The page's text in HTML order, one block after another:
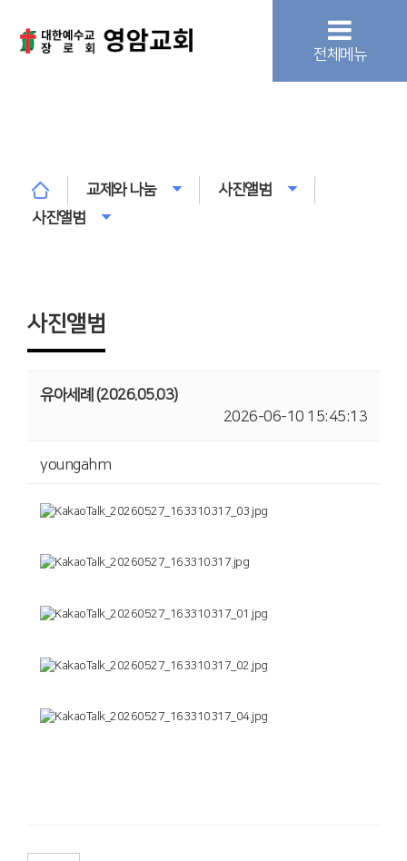
전체메뉴
교제와 나눔
사진앨범
사진앨범
사진앨범
유아세례 (2026.05.03)
2026-06-10 15:45:13
youngahm